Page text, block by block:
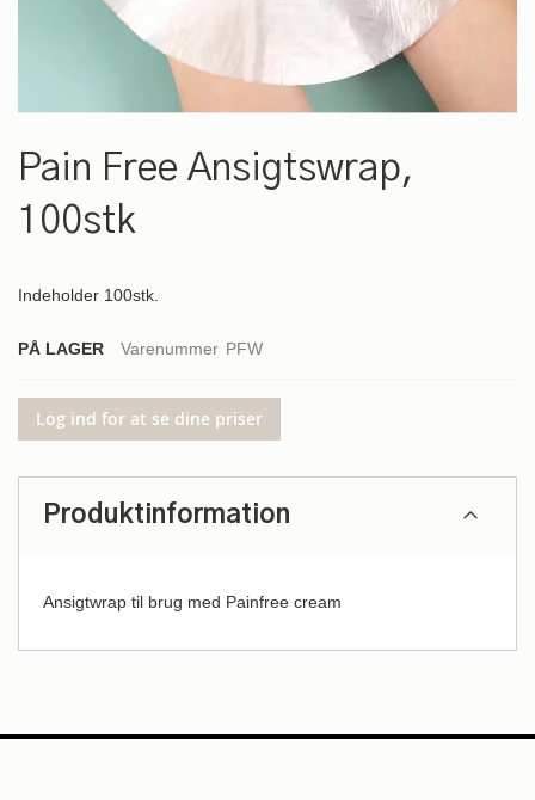
til
starten
billedgalleriet
Pain Free Ansigtswrap,
100stk
Indeholder 100stk.
PÅ LAGER Varenummer PFW
Log ind for at se dine priser
Produktinformation
Ansigtwrap til brug med Painfree cream